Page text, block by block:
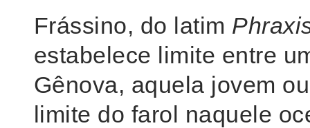
Frássino, do latim
estabelece limite entre
Gênova, aquela jovem
limite do farol naquele